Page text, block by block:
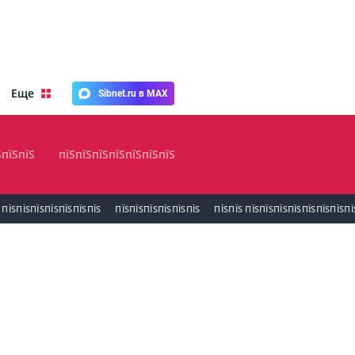
Еще Sibnet.ru в MAX
пїЅпїЅпїЅпїЅпїЅпїЅпїЅ
ПЇЅПЇЅПЇЅПЇЅПЇЅПЇЅПЇЅ ПЇЅПЇЅПЇЅПЇЅПЇЅПЇЅ ПЇЅПЇЅ